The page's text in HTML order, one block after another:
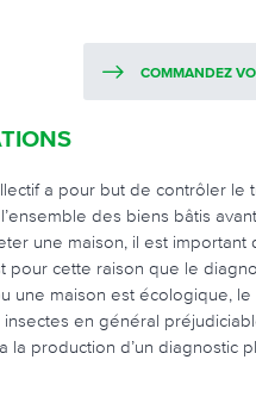
COMMANDEZ
a pour but de contrôler
des biens bâtis
une maison, il est important
pour cette raison que le
une maison est écologique, le
en général
production d’un diagnostic